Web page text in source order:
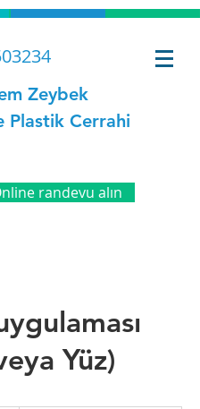
Zeybek
Plastik Cerrahi
randevu alın
Yüz)